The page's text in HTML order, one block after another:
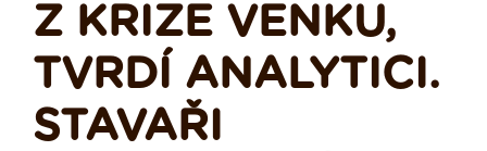
Z KRIZE VENKU,
TVRDÍ ANALYTICI.
STAVAŘI